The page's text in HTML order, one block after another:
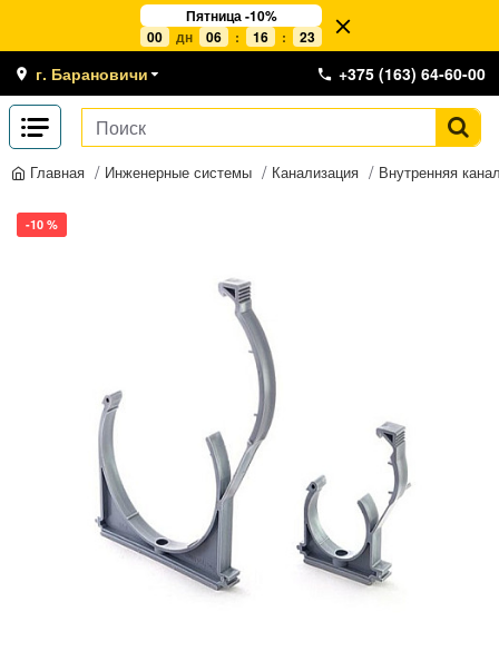
Пятница -10%
00
дн 06 : 16 : 23
г. Барановичи +375 (163) 64-60-00
Главная Инженерные системы Канализация Внутренняя
-10 %